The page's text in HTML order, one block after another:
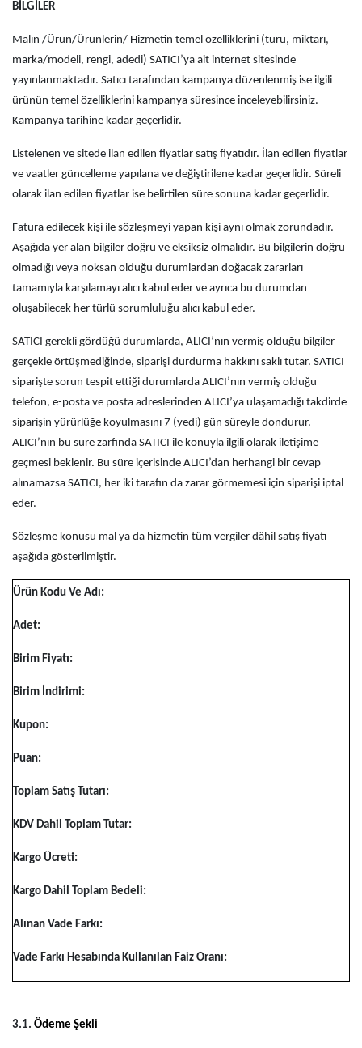
BİLGİLER
Malın /Ürün/Ürünlerin/ Hizmetin temel özelliklerini (türü, miktarı,
marka/modeli, rengi, adedi) SATICI’ya ait internet sitesinde
yayınlanmaktadır. Satıcı tarafından kampanya düzenlenmiş ise ilgili
ürünün temel özelliklerini kampanya süresince inceleyebilirsiniz.
Kampanya tarihine kadar geçerlidir.
Listelenen ve sitede ilan edilen fiyatlar satış fiyatıdır. İlan edilen fiyatlar
ve vaatler güncelleme yapılana ve değiştirilene kadar geçerlidir. Süreli
olarak ilan edilen fiyatlar ise belirtilen süre sonuna kadar geçerlidir.
Fatura edilecek kişi ile sözleşmeyi yapan kişi aynı olmak zorundadır.
Aşağıda yer alan bilgiler doğru ve eksiksiz olmalıdır. Bu bilgilerin doğru
olmadığı veya noksan olduğu durumlardan doğacak zararları
tamamıyla karşılamayı alıcı kabul eder ve ayrıca bu durumdan
oluşabilecek her türlü sorumluluğu alıcı kabul eder.
SATICI gerekli gördüğü durumlarda, ALICI’nın vermiş olduğu bilgiler
gerçekle örtüşmediğinde, siparişi durdurma hakkını saklı tutar. SATICI
siparişte sorun tespit ettiği durumlarda ALICI’nın vermiş olduğu
telefon, e-posta ve posta adreslerinden ALICI’ya ulaşamadığı takdirde
siparişin yürürlüğe koyulmasını 7 (yedi) gün süreyle dondurur.
ALICI’nın bu süre zarfında SATICI ile konuyla ilgili olarak iletişime
geçmesi beklenir. Bu süre içerisinde ALICI’dan herhangi bir cevap
alınamazsa SATICI, her iki tarafın da zarar görmemesi için siparişi iptal
eder.
Sözleşme konusu mal ya da hizmetin tüm vergiler dâhil satış fiyatı
aşağıda gösterilmiştir.
Ürün Kodu Ve Adı:
Adet:
Birim Fiyatı:
Birim İndirimi:
Kupon:
Puan:
Toplam Satış Tutarı:
KDV Dahil Toplam Tutar:
Kargo Ücreti:
Kargo Dahil Toplam Bedeli:
Alınan Vade Farkı:
Vade Farkı Hesabında Kullanılan Faiz Oranı:
3.1. Ödeme Şekli